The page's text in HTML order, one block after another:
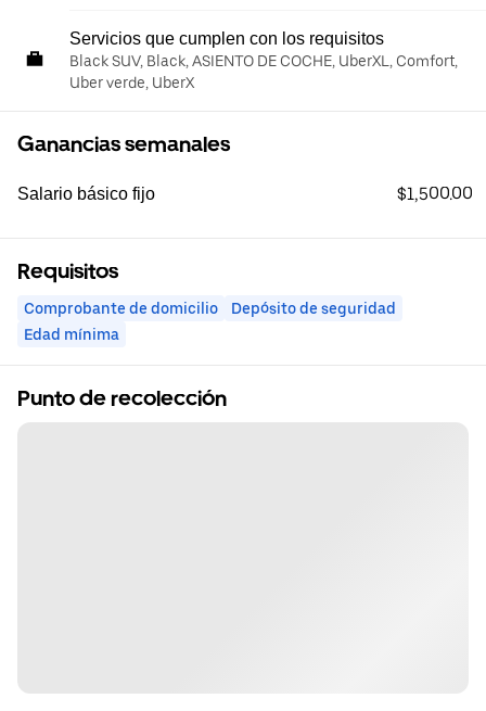
Servicios que cumplen con los requisitos
Black SUV, Black, ASIENTO DE COCHE, UberXL, Comfort,
Uber verde, UberX
Ganancias semanales
Salario básico fijo $1,500.00
Requisitos
Comprobante de domicilio
Depósito de seguridad
Edad mínima
Punto de recolección